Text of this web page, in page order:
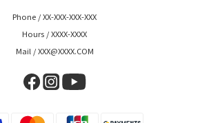
Phone / XX-XXX-XXX-XXX
Hours / XXXX-XXXX
Mail / XXX@XXXX.COM